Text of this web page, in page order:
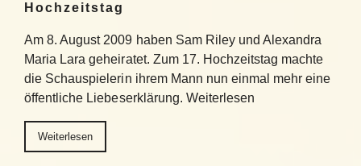
Hochzeitstag
Am 8. August 2009 haben Sam Riley und Alexandra
Maria Lara geheiratet. Zum 17. Hochzeitstag machte
die Schauspielerin ihrem Mann nun einmal mehr eine
öffentliche Liebeserklärung. Weiterlesen
Weiterlesen